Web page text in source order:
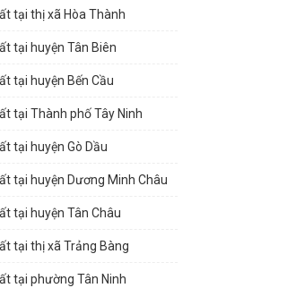
tại thị xã Hòa Thành
tại huyện Tân Biên
tại huyện Bến Cầu
tại Thành phố Tây Ninh
tại huyện Gò Dầu
tại huyện Dương Minh Châu
tại huyện Tân Châu
tại thị xã Trảng Bàng
tại phường Tân Ninh